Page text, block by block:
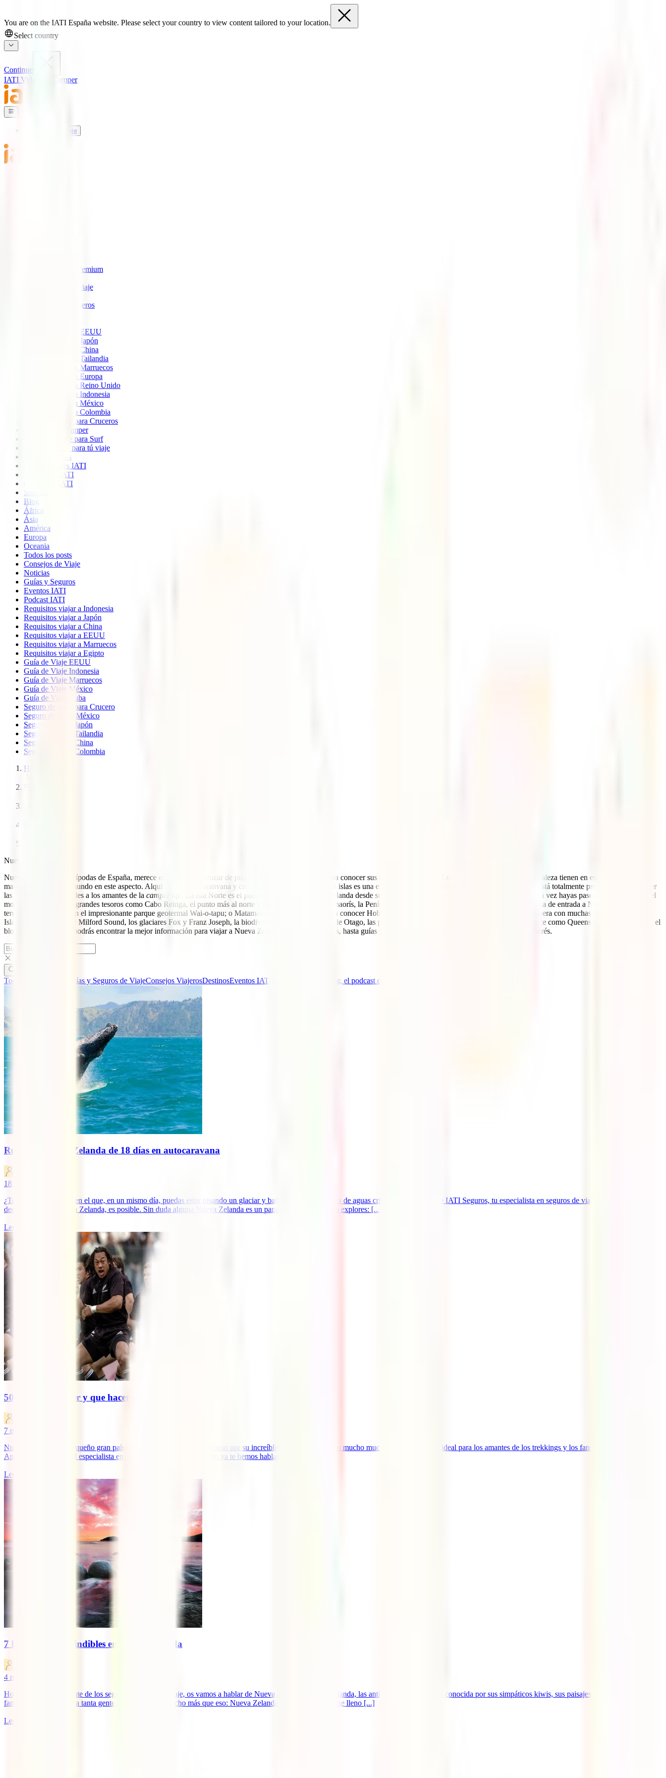
You are on the IATI España website. Please select your country to view content tailored to your location.
Select country
Continue
IATI Vida
IATI Camper
Seguros de Viaje
IATI Anulación Premium
IATI Anual Multiviaje
IATI Grandes Viajeros
Seguro de viaje a EEUU
Seguro de viaje a Japón
Seguro de viaje a China
Seguro de viaje a Tailandia
Seguro de viaje a Marruecos
Seguro de viaje a Europa
Seguro de viaje a Reino Unido
Seguro de viaje a Indonesia
Seguro de viaje a México
Seguro de viaje a Colombia
Seguro de viaje para Cruceros
Seguro para Camper
Seguro de viaje para Surf
Imprescindible para tú viaje
Quiénes somos
Colaboradores IATI
Descuento IATI
Opiniones IATI
Soporte
Blog
África
Ásia
América
Europa
Oceania
Todos los posts
Consejos de Viaje
Noticias
Guías y Seguros
Eventos IATI
Podcast IATI
Requisitos viajar a Indonesia
Requisitos viajar a Japón
Requisitos viajar a China
Requisitos viajar a EEUU
Requisitos viajar a Marruecos
Requisitos viajar a Egipto
Guía de Viaje EEUU
Guía de Viaje Indonesia
Guía de Viaje Marruecos
Guía de Viaje México
Guía de Viaje Cuba
Seguro de viaje para Crucero
Seguro de Viaje México
Seguro de viaje Japón
Seguro de viaje Tailandia
Seguro de viaje China
Seguro de viaje Colombia
Home
Nueva Zelanda
Nueva Zelanda, las antípodas de España, merece el esfuerzo de cruzar de punta a punta el planeta solo para conocer sus infinitas maravillas. Los viajeros amantes de la naturaleza tienen en este país uno de los
mayores paraísos del mundo en este aspecto. Alquilar una autocaranvana y cruzar de punta a punta sus dos islas es una experiencia tan bonita como adictiva, ya que el país está totalmente preparado para ofrecer
las mayores comodidades a los amantes de la camper life
. La isla Norte es el puerto de entrada a Nueva Zelanda desde su dos grandes ciudades, Auckland y Wellington. Una vez hayas paseado por ellas, será el
momento de descubrir grandes tesoros como Cabo Reinga, el punto más al norte y lugar sagrado para los maorís, la Península de Coromandel, preciosa y espectacular “puerta de entrada a Narnia”; la “ciudad
termal” de Rotorua, con el impresionante parque geotermal Wai-o-tapu; o Matamata, lugar en el que podrás conocer Hobbtion y buscar el anillo único. Nueva Zelanda te espera con muchas más sorpresas en la
Isla Sur. Los fiordos de Milford Sound, los glaciares Fox y Franz Joseph, la biodiversidad de la Península de Otago, las playas de Abel Tasman o ciudades con tanto ambiente como Queenstown o Wanaka. En el
blog de IATI Seguros podrás encontrar la mejor información para viajar a Nueva Zelanda. Desde itinerarios, hasta guías y consejos para visitar sus principales puntos de interés.
Todas las categorías Guías y Seguros de ViajeConsejos ViajerosDestinosEventos IATI La Aventura de Viajar, el podcast de IATI
Ruta por Nueva Zelanda de 18 días en autocaravana
18
¿Te imaginas un lugar en el que, en un mismo día, puedas estar pisando un glaciar y bañándote en una playa de aguas cristalinas? Pues desde IATI Seguros, tu especialista en seguros de viaje internacional, te
decimos que, en Nueva Zelanda, es posible. Sin duda alguna Nueva Zelanda es un paraíso deseando que lo explores: [...]
Leer más
50+5 cosas que ver y que hacer en Nueva Zelanda
7 minutos de lectura
Nueva Zelanda, ese pequeño gran país tan alejado de todo y tan famoso por su increíbles paisajes, es mucho mucho mucho más que un país ideal para los amantes de los trekkings y los fans del Señor de Los
Anillos. Desde IATI, el especialista en seguros de asistencia en viaje, ya te hemos hablado de [...]
Leer más
7 lugares imprescindibles en Nueva Zelanda
4 minutos de lectura
Hoy en IATI, el referente de los seguros médicos de viaje, os vamos a hablar de Nueva Zelanda. Nueva Zelanda, las antípodas de España, es conocida por sus simpáticos kiwis, sus paisajes de postal y sus
famosos trekkings que a tanta gente atraen. Pero es mucho más que eso: Nueva Zelanda un país sorprendente lleno [...]
Leer más